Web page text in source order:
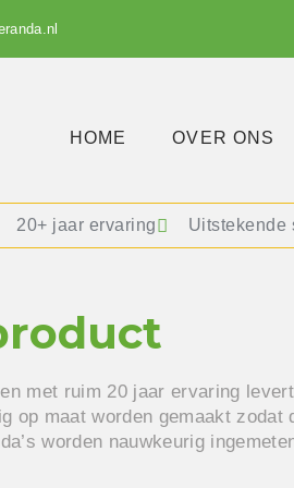
HOME OVER ONS
20+ jaar ervaring Uitstekende
met ruim 20 jaar ervaring
op maat worden gemaakt
worden nauwkeurig